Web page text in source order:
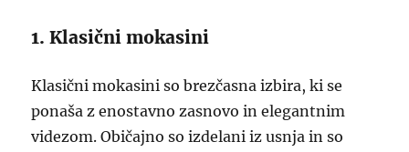
1. Klasični mokasini
Klasični mokasini so brezčasna izbira, ki se
ponaša z enostavno zasnovo in elegantnim
videzom. Običajno so izdelani iz usnja in so